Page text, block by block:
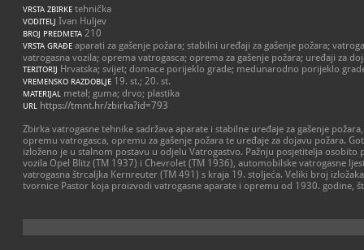
VRSTA ZBIRKE tehnička
VODITELJ Ivan Huljev
BROJ PREDMETA 210
VRSTA GRAĐE aparati za gašenje požara; stabilni uređaji za gašenje požara;
vatrogasna vozila; oprema vatrogasca; oprema za gašenje požara; uređaji za
TERITORIJ Hrvatska; svijet; domace porijeklo grade; medunarodno porijeklo
VREMENSKO RAZDOBLJE 19. st.; 20. st.
MATERIJAL metal; guma; drvo; plastika
URL https://tmnt.hr/zbirka?id=793
Zbirka vatrogasne tehnike sadržava aparate i stabilne uređaje za gašenje
opremu vatrogasca, opremu za gašenje požara te uređaje za dojavu požara.
izloženo je u stalnom postavu u odjelu Vatrogastvo. Pažnju posjetitelja osobito
vozila Opel Blitz (TM 1937) i Chevrolet (TM 1936), automobilske vatrogasne
vatrogasna štrcaljka Kernreuter (TM 491) s kraja 19. stoljeća. Veliki broj
tvornice Pastor koja proizvodi vatrogasne aparate i opremu od 1930. godine,